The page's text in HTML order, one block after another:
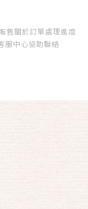
售關於訂單處理進度
服中心協助聯絡